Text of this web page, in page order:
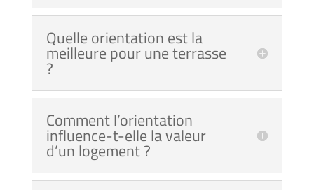
Quelle orientation est la
meilleure pour une terrasse
?
Comment l’orientation
influence-t-elle la valeur
d’un logement ?